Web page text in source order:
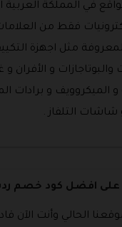
في المملكة
فقط من
مثل اجهزة
والبوتاجازات و الأفران
الميكروويف و برادات
شاشات التلفاز .
افضل كود خصم
الحالي وأنت الآن